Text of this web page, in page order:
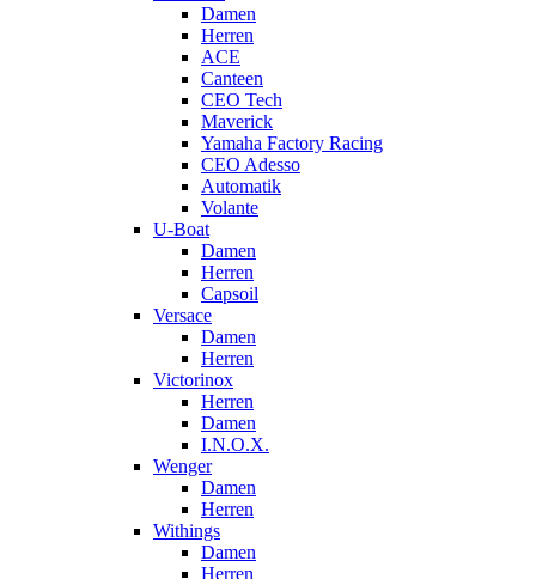
Damen
Herren
ACE
Canteen
CEO Tech
Maverick
Yamaha Factory Racing
CEO Adesso
Automatik
Volante
U-Boat
Damen
Herren
Capsoil
Versace
Damen
Herren
Victorinox
Herren
Damen
I.N.O.X.
Wenger
Damen
Herren
Withings
Damen
Herren